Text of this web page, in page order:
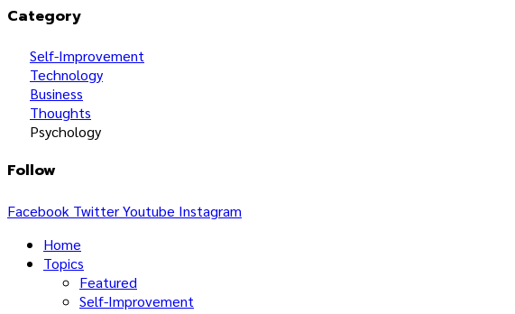
Category
Self-Improvement
Technology
Business
Thoughts
Psychology
Follow
Facebook TwitterYoutube Instagram
Home
Topics
Featured
Self-Improvement